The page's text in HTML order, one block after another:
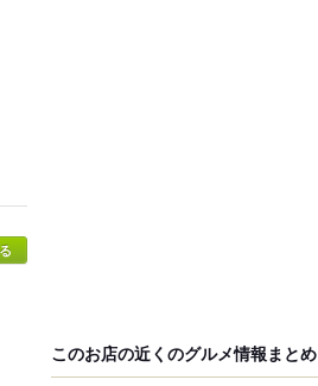
このお店の近くのグルメ情報まとめ